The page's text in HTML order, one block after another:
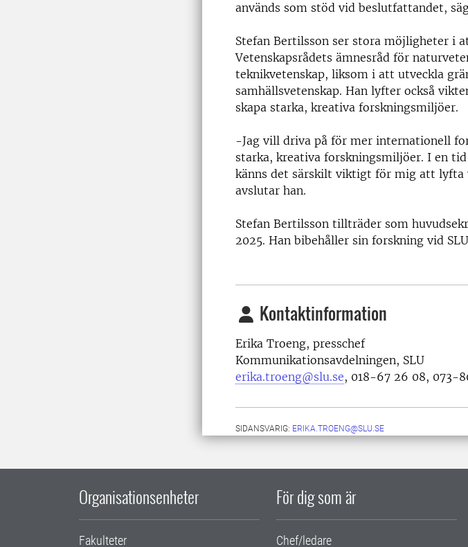
används som stöd vid beslutfattandet,
Stefan Bertilsson ser stora möjligheter i
Vetenskapsrådets ämnesråd för
teknikvetenskap, liksom i att utveckla
samhällsvetenskap. Han lyfter också
skapa starka, kreativa forskningsmiljöer.
-Jag vill driva på för mer internationell
starka, kreativa forskningsmiljöer. I en
känns det särskilt viktigt för mig att lyfta
avslutar han.
Stefan Bertilsson tillträder som
2025. Han bibehåller sin forskning vid
Kontaktinformation
Erika Troeng, presschef
Kommunikationsavdelningen, SLU
erika.troeng@slu.se, 018-67 26 08, 073-
SIDANSVARIG: ERIKA.TROENG@SLU.SE
Organisationsenheter
Fakulteter
För dig som är
Chef/ledare